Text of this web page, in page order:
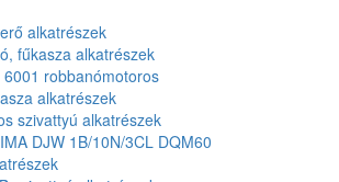
alkatrészek
fűkasza alkatrészek
6001 robbanómotoros
alkatrészek
szivattyú alkatrészek
DJW 1B/10N/3CL DQM60